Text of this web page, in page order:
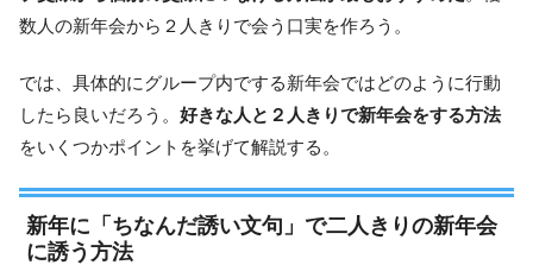
数人の新年会から２人きりで会う口実を作ろう。
では、具体的にグループ内でする新年会ではどのように行動
したら良いだろう。 好きな人と２人きりで新年会をする方法
をいくつかポイントを挙げて解説する。
新年に「ちなんだ誘い文句」で二人きりの新年会
に誘う方法